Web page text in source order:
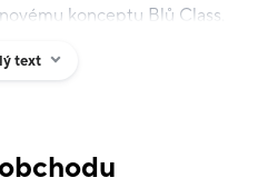
konceptu Blů Class.
česká cestovní kancelář s
osobní přístup, na který se
text